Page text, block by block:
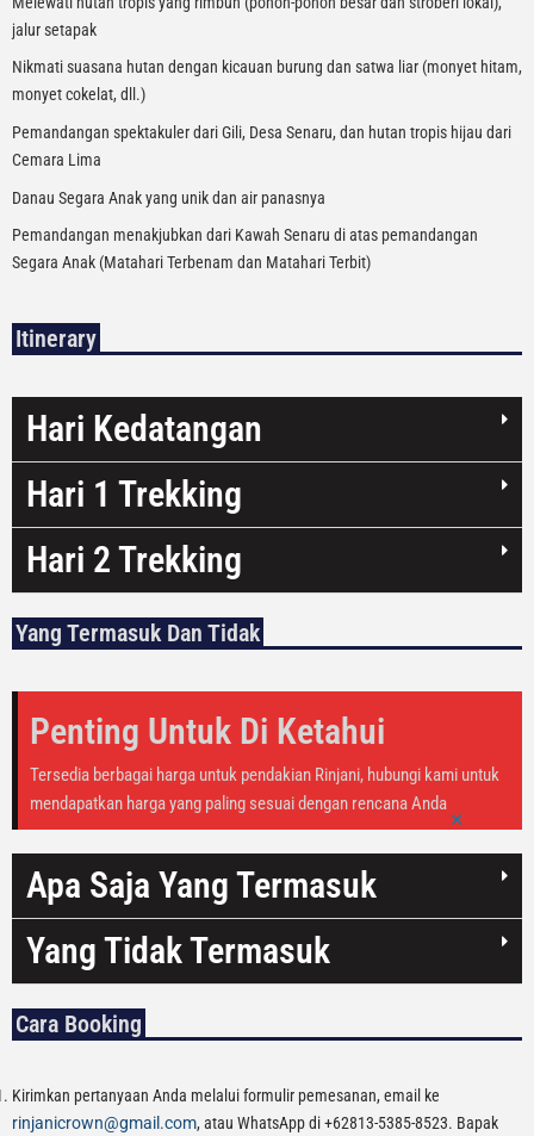
jalur setapak
Nikmati suasana hutan dengan kicauan burung dan satwa liar (monyet hitam,
monyet cokelat, dll.)
Pemandangan spektakuler dari Gili, Desa Senaru, dan hutan tropis hijau dari
Cemara Lima
Danau Segara Anak yang unik dan air panasnya
Pemandangan menakjubkan dari Kawah Senaru di atas pemandangan
Segara Anak (Matahari Terbenam dan Matahari Terbit)
Itinerary
Hari Kedatangan
Hari 1 Trekking
Hari 2 Trekking
Yang Termasuk Dan Tidak
Penting Untuk Di Ketahui
Tersedia berbagai harga untuk pendakian Rinjani, hubungi kami untuk
mendapatkan harga yang paling sesuai dengan rencana Anda
×
Apa Saja Yang Termasuk
Yang Tidak Termasuk
Cara Booking
Kirimkan pertanyaan Anda melalui formulir pemesanan, email ke
rinjanicrown@gmail.com, atau WhatsApp di +62813-5385-8523. Bapak